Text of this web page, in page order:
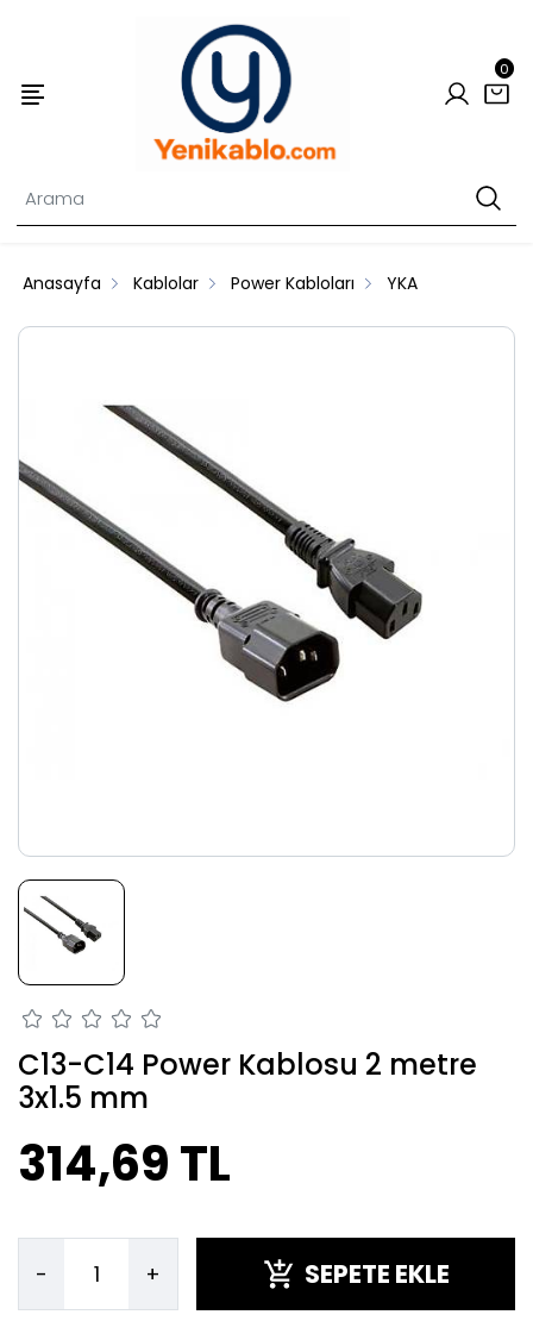
0
Anasayfa Kablolar Power Kabloları YKA
C13-C14 Power Kablosu 2 metre
3x1.5 mm
314,69 TL
- + SEPETE EKLE